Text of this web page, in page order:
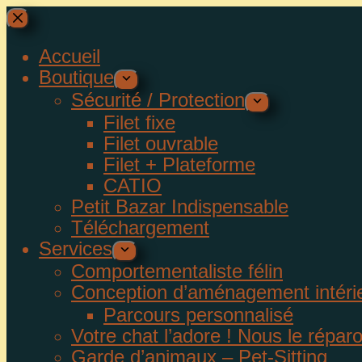
Accueil
Boutique
Sécurité / Protection
Filet fixe
Filet ouvrable
Filet + Plateforme
CATIO
Petit Bazar Indispensable
Téléchargement
Services
Comportementaliste félin
Conception d’aménagement
Parcours personnalisé
Votre chat l’adore ! Nous le
Garde d’animaux – Pet-Sitting